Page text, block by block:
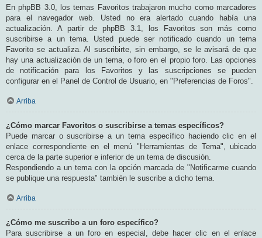
En phpBB 3.0, los temas Favoritos trabajaron mucho como marcadores
para el navegador web. Usted no era alertado cuando había una
actualización. A partir de phpBB 3.1, los Favoritos son más como
suscribirse a un tema. Usted puede ser notificado cuando un tema
Favorito se actualiza. Al suscribirte, sin embargo, se le avisará de que
hay una actualización de un tema, o foro en el propio foro. Las opciones
de notificación para los Favoritos y las suscripciones se pueden
configurar en el Panel de Control de Usuario, en "Preferencias de Foros".
Arriba
¿Cómo marcar Favoritos o suscribirse a temas específicos?
Puede marcar o suscribirse a un tema específico haciendo clic en el
enlace correspondiente en el menú "Herramientas de Tema", ubicado
cerca de la parte superior e inferior de un tema de discusión.
Respondiendo a un tema con la opción marcada de "Notificarme cuando
se publique una respuesta" también le suscribe a dicho tema.
Arriba
¿Cómo me suscribo a un foro específico?
Para suscribirse a un foro en especial, debe hacer clic en el enlace